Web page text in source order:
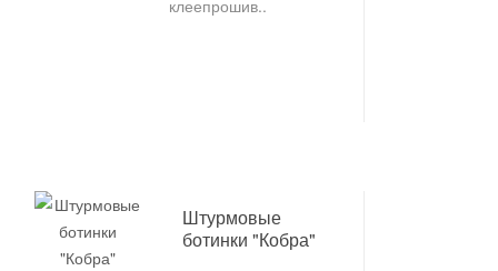
клеепрошив..
Штурмовые
ботинки "Кобра"